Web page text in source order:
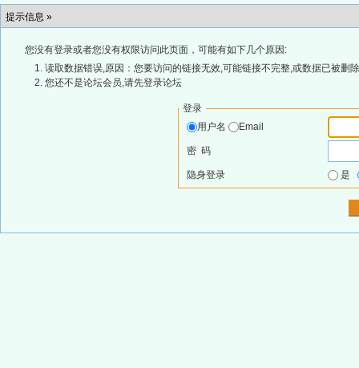
提示信息 »
您没有登录或者您没有权限访问此页面，可能有如下几个原因:
读取数据错误,原因：您要访问的链接无效,可能链接不完整,或数据已被删
您还不是论坛会员,请先登录论坛
登录
用户名
Email
密 码
隐身登录 是